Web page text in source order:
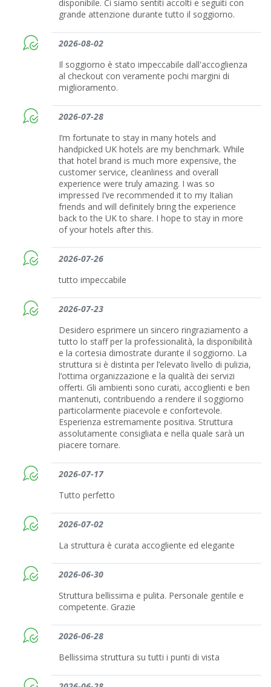
disponibile. Ci siamo sentiti accolti e seguiti con
grande attenzione durante tutto il soggiorno.
2026-08-02
Il soggiorno è stato impeccabile dall'accoglienza
al checkout con veramente pochi margini di
miglioramento.
2026-07-28
I’m fortunate to stay in many hotels and
handpicked UK hotels are my benchmark. While
that hotel brand is much more expensive, the
customer service, cleanliness and overall
experience were truly amazing. I was so
impressed I’ve recommended it to my Italian
friends and will definitely bring the experience
back to the UK to share. I hope to stay in more
of your hotels after this.
2026-07-26
tutto impeccabile
2026-07-23
Desidero esprimere un sincero ringraziamento a
tutto lo staff per la professionalità, la disponibilità
e la cortesia dimostrate durante il soggiorno. La
struttura si è distinta per l’elevato livello di pulizia,
l’ottima organizzazione e la qualità dei servizi
offerti. Gli ambienti sono curati, accoglienti e ben
mantenuti, contribuendo a rendere il soggiorno
particolarmente piacevole e confortevole.
Esperienza estremamente positiva. Struttura
assolutamente consigliata e nella quale sarà un
piacere tornare.
2026-07-17
Tutto perfetto
2026-07-02
La struttura è curata accogliente ed elegante
2026-06-30
Struttura bellissima e pulita. Personale gentile e
competente. Grazie
2026-06-28
Bellissima struttura su tutti i punti di vista